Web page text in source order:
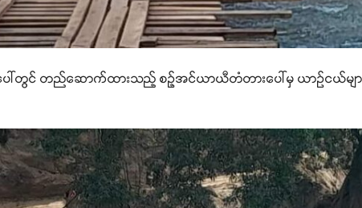
းပေါ်တွင် တည်ဆောက်ထားသည့် စဉ့်အင်ယာယီတံတားပေါ်မှ ယာဉ်ငယ်မျာ